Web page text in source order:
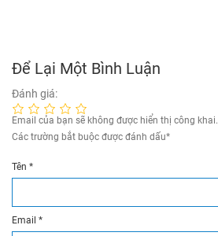
Để Lại Một Bình Luận
Đánh giá:
Email của bạn sẽ không được hiển thị công khai.
Các trường bắt buộc được đánh dấu*
Tên *
Email *